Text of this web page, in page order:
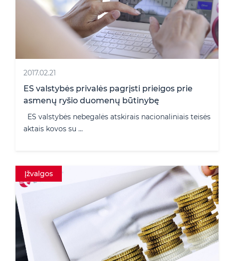
2017.02.21
ES valstybės privalės pagrįsti prieigos prie
asmenų ryšio duomenų būtinybę
ES valstybės nebegalės atskirais nacionaliniais teisės
aktais kovos su ...
Įžvalgos